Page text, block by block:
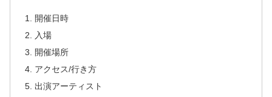
開催日時
入場
開催場所
アクセス/行き方
出演アーティスト